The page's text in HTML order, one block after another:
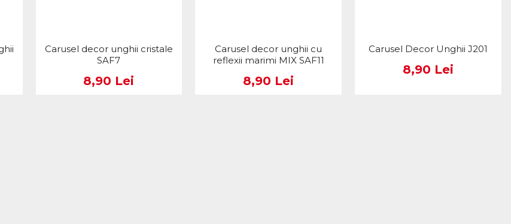
Carusel decor unghii cristale
SAF7
8,90 Lei
Carusel decor unghii cu
reflexii marimi MIX SAF11
8,90 Lei
Carusel Decor Unghii J201
8,90 Lei